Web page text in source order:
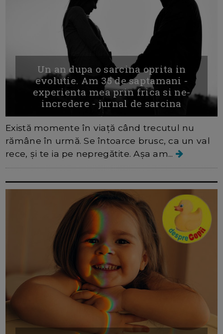
Un an dupa o sarcina oprita in
evolutie. Am 35 de saptamani -
experienta mea prin frica si ne-
incredere - jurnal de sarcina
Există momente în viață când trecutul nu
rămâne în urmă. Se întoarce brusc, ca un val
rece, și te ia pe nepregătite. Așa am...